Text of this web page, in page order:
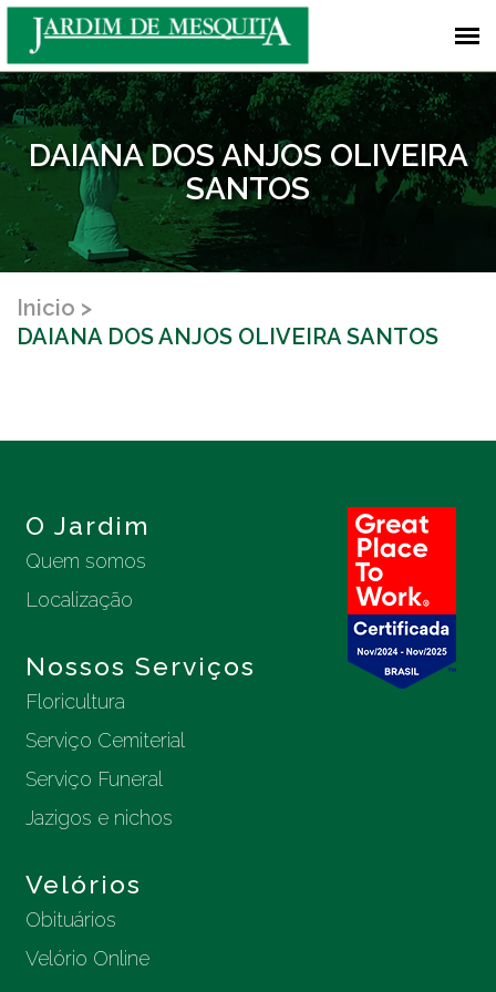
DAIANA DOS ANJOS OLIVEIRA
SANTOS
Inicio
DAIANA DOS ANJOS OLIVEIRA SANTOS
O Jardim
Quem somos
Localização
Nossos Serviços
Floricultura
Serviço Cemiterial
Serviço Funeral
Jazigos e nichos
Velórios
Obituários
Velório Online